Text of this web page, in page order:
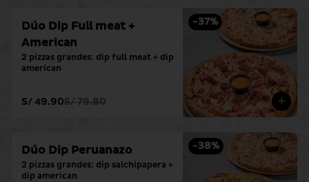
-37%
Dúo Dip Full meat +
American
2 pizzas grandes: dip full meat + dip
american
S/ 49.90S/ 79.80
-38%
Dúo Dip Peruanazo
2 pizzas grandes: dip salchipapera +
dip american